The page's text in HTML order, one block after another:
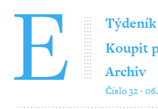
Koupit
Archiv
Číslo 32 ‧